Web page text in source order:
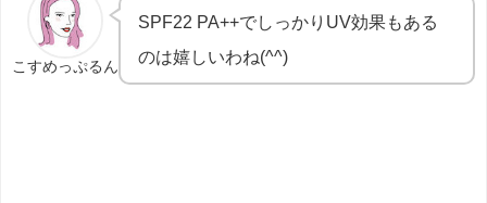
こすめっぷるん
SPF22 PA++でしっかりUV効果もある
のは嬉しいわね(^^)